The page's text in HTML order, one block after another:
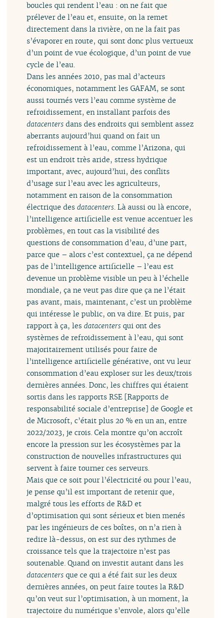
boucles qui rendent l’eau : on ne fait que
prélever de l’eau et, ensuite, on la remet
directement dans la rivière, on ne la fait pas
s’évaporer en route, qui sont donc plus vertueux
d’un point de vue écologique, d’un point de vue
cycle de l’eau.
Dans les années 2010, pas mal d’acteurs
économiques, notamment les GAFAM, se sont
aussi tournés vers l’eau comme système de
refroidissement, en installant parfois des
datacenters dans des endroits qui semblent assez
aberrants aujourd’hui quand on fait un
refroidissement à l’eau, comme l’Arizona, qui
est un endroit très aride, stress hydrique
important, avec, aujourd’hui, des conflits
d’usage sur l’eau avec les agriculteurs,
notamment en raison de la consommation
électrique desdatacenters. Là aussi ou là encore,
l’intelligence artificielle est venue accentuer les
problèmes, en tout cas la visibilité des
questions de consommation d’eau, d’une part,
parce que – alors c’est contextuel, ça ne dépend
pas de l’intelligence artificielle – l’eau est
devenue un problème visible un peu à l’échelle
mondiale, ça ne veut pas dire que ça ne l’était
pas avant, mais, maintenant, c’est un problème
qui intéresse le public, on va dire. Et puis, par
rapport à ça, lesdatacenters qui ont des
systèmes de refroidissement à l’eau, qui sont
majoritairement utilisés pour faire de
l’intelligence artificielle générative, ont vu leur
consommation d’eau exploser sur les deux/trois
dernières années. Donc, les chiffres qui étaient
sortis dans les rapports RSE [Rapports de
responsabilité sociale d’entreprise] de Google et
de Microsoft, c’était plus 20 % en un an, entre
2022/2023, je crois. Cela montre qu’on accroît
encore la pression sur les écosystèmes par la
construction de nouvelles infrastructures qui
servent à faire tourner ces serveurs.
Mais que ce soit pour l’électricité ou pour l’eau,
je pense qu’il est important de retenir que,
malgré tous les efforts de R&D et
d’optimisation qui sont sérieux et bien menés
par les ingénieurs de ces boîtes, on n’a rien à
redire là-dessus, on est sur des rythmes de
croissance tels que la trajectoire n’est pas
soutenable. Quand on investit autant dans les
datacenters que ce qui a été fait sur les deux
dernières années, on peut faire toutes la R&D
qu’on veut sur l’optimisation, à un moment, la
trajectoire du numérique s’envole, alors qu’elle